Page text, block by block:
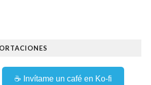
☕ Invítame un café en Ko-fi